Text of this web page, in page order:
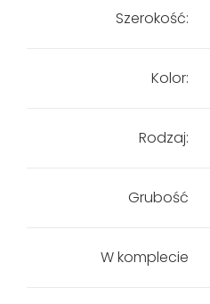
Szerokość:
Kolor:
Rodzaj:
Grubość
W komplecie